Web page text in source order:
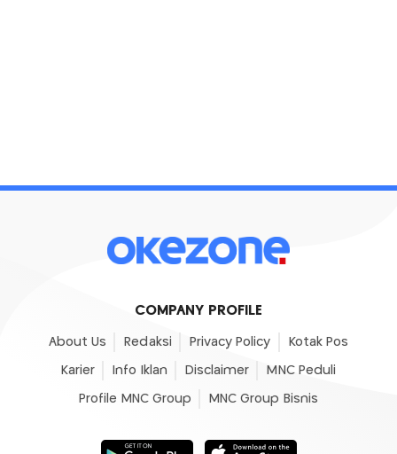
COMPANY PROFILE
About Us Redaksi Privacy Policy Kotak Pos
Karier Info Iklan Disclaimer MNC Peduli
Profile MNC Group MNC Group Bisnis